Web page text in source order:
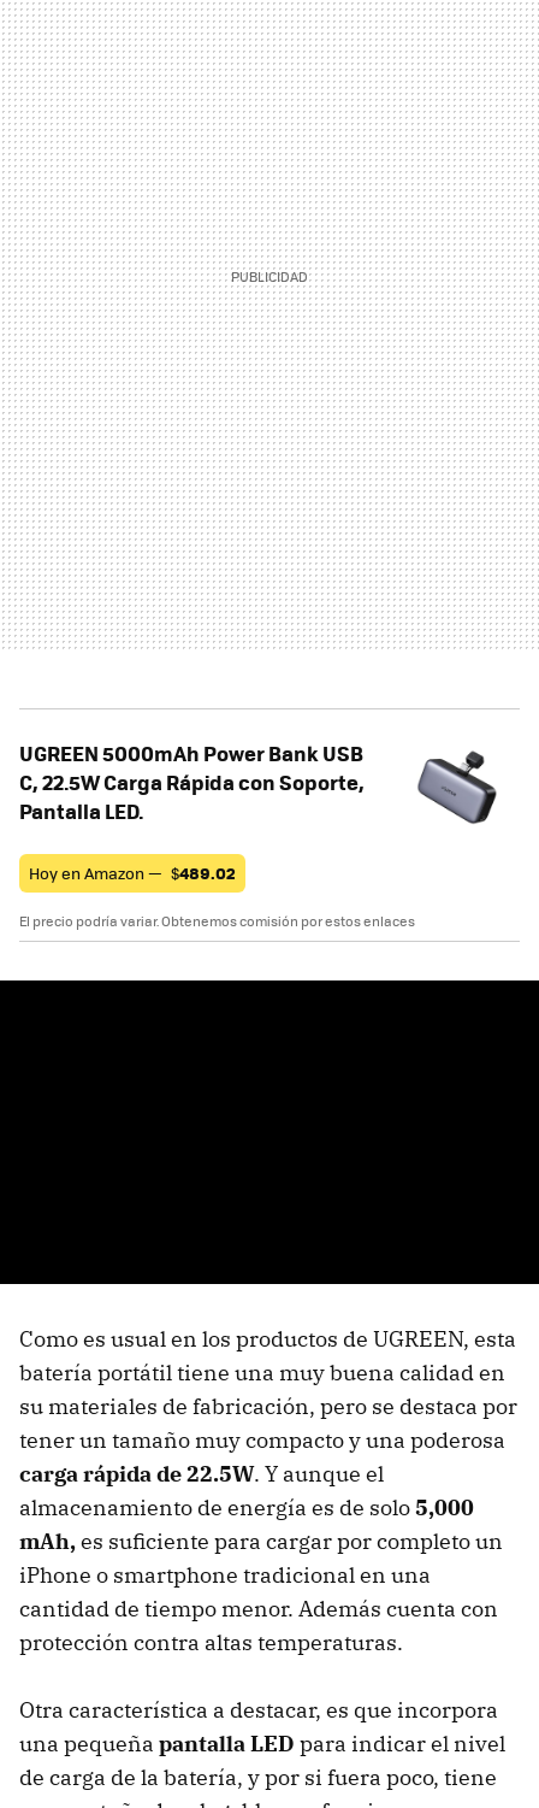
UGREEN 5000mAh Power Bank USB
C, 22.5W Carga Rápida con Soporte,
Pantalla LED.
Hoy en Amazon — $489.02
El precio podría variar. Obtenemos comisión por estos enlaces
Como es usual en los productos de UGREEN, esta
batería portátil tiene una muy buena calidad en
su materiales de fabricación, pero se destaca por
tener un tamaño muy compacto y una poderosa
carga rápida de 22.5W. Y aunque el
almacenamiento de energía es de solo5,000
mAh,es suficiente para cargar por completo un
iPhone o smartphone tradicional en una
cantidad de tiempo menor. Además cuenta con
protección contra altas temperaturas.
Otra característica a destacar, es que incorpora
una pequeña pantalla LED para indicar el nivel
de carga de la batería, y por si fuera poco, tiene